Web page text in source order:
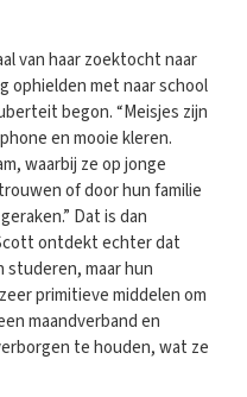
van haar zoektocht naar
ophielden met naar school
begon. “Meisjes zijn
en mooie kleren.
waarbij ze op jonge
of door hun familie
Dat is dan
ontdekt echter dat
studeren, maar hun
primitieve middelen om
maandverband en
te houden, wat ze